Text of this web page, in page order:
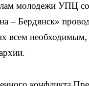
молодежи УПЦ
– Бердянск»
всем